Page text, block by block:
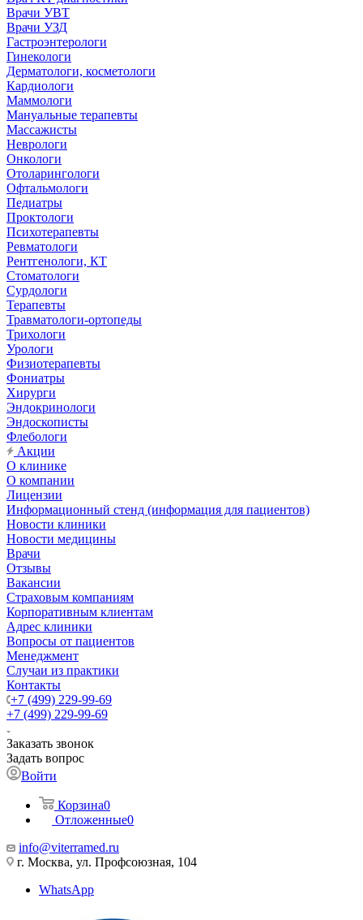
Врачи УВТ
Врачи УЗД
Гастроэнтерологи
Гинекологи
Дерматологи, косметологи
Кардиологи
Маммологи
Мануальные терапевты
Массажисты
Неврологи
Онкологи
Отоларингологи
Офтальмологи
Педиатры
Проктологи
Психотерапевты
Ревматологи
Рентгенологи, КТ
Стоматологи
Сурдологи
Терапевты
Травматологи-ортопеды
Трихологи
Урологи
Физиотерапевты
Фониатры
Хирурги
Эндокринологи
Эндоскописты
Флебологи
Акции
О клинике
О компании
Лицензии
Информационный стенд (информация для пациентов)
Новости клиники
Новости медицины
Врачи
Отзывы
Вакансии
Страховым компаниям
Корпоративным клиентам
Адрес клиники
Вопросы от пациентов
Менеджмент
Случаи из практики
Контакты
+7 (499) 229-99-69
+7 (499) 229-99-69
Заказать звонок
Задать вопрос
Войти
Корзина0
Отложенные0
info@viterramed.ru
г. Москва, ул. Профсоюзная, 104
WhatsApp